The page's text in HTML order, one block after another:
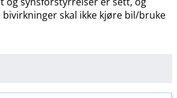
skal ikke kjøre bil​/​bruke